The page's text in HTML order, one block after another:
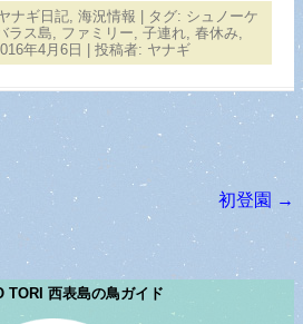
ナギ日記, 海況情報 | タグ: シュノーケ
ラス島, ファミリー, 子連れ, 春休み,
年4月6日 投稿者: ヤナギ
初登園 →
TORI 西表島の鳥ガイド